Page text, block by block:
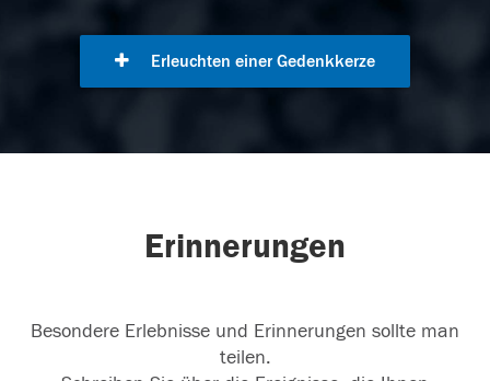
Erleuchten einer Gedenkkerze
Erinnerungen
Besondere Erlebnisse und Erinnerungen sollte man
teilen.